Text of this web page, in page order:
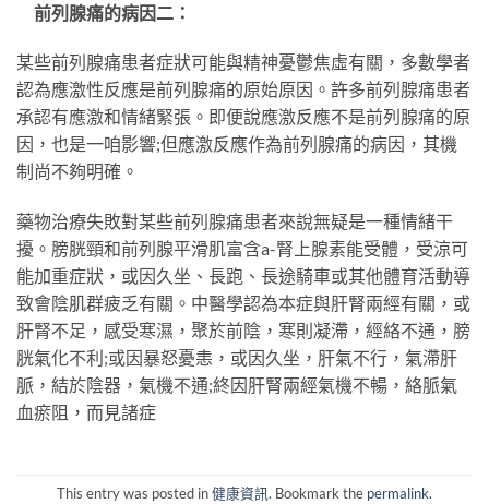
前列腺痛的病因二：
某些前列腺痛患者症狀可能與精神憂鬱焦虛有關，多數學者
認為應激性反應是前列腺痛的原始原因。許多前列腺痛患者
承認有應激和情緒緊張。即便說應激反應不是前列腺痛的原
因，也是一咱影響;但應激反應作為前列腺痛的病因，其機
制尚不夠明確。
藥物治療失敗對某些前列腺痛患者來說無疑是一種情緒干
擾。膀胱頸和前列腺平滑肌富含a-腎上腺素能受體，受涼可
能加重症狀，或因久坐、長跑、長途騎車或其他體育活動導
致會陰肌群疲乏有關。中醫學認為本症與肝腎兩經有關，或
肝腎不足，感受寒濕，聚於前陰，寒則凝滯，經絡不通，膀
胱氣化不利;或因暴怒憂恚，或因久坐，肝氣不行，氣滯肝
脈，結於陰器，氣機不通;終因肝腎兩經氣機不暢，絡脈氣
血瘀阻，而見諸症
This entry was posted in健康資訊. Bookmark the permalink.